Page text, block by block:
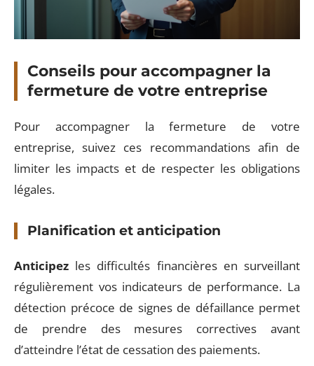
Conseils pour accompagner la
fermeture de votre entreprise
Pour accompagner la fermeture de votre
entreprise, suivez ces recommandations afin de
limiter les impacts et de respecter les obligations
légales.
Planification et anticipation
Anticipez les difficultés financières en surveillant
régulièrement vos indicateurs de performance. La
détection précoce de signes de défaillance permet
de prendre des mesures correctives avant
d’atteindre l’état de cessation des paiements.